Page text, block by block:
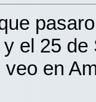
el 25
veo en